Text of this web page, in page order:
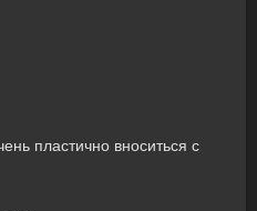
пластично вноситься с